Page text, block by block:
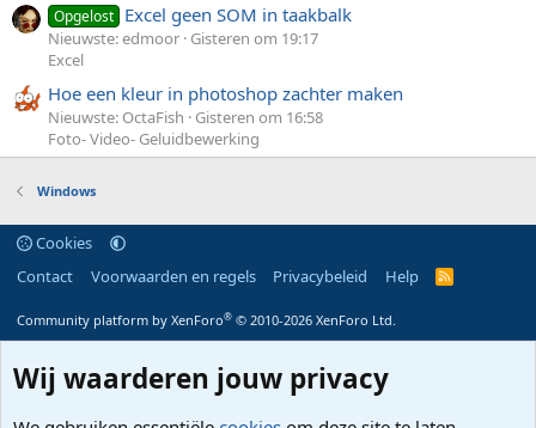
Opgelost Excel geen SOM in taakbalk
Nieuwste: edmoor Gisteren om 19:17
Excel
Hoe een kleur in photoshop zachter maken
Nieuwste: OctaFish
Gisteren om 16:58
Foto- Video- Geluidbewerking
Windows
Cookies
Contact
Voorwaarden en regels Privacybeleid Help
R
Community platform by XenForo® © 2010-2026 XenForo Ltd.
Wij waarderen jouw privacy